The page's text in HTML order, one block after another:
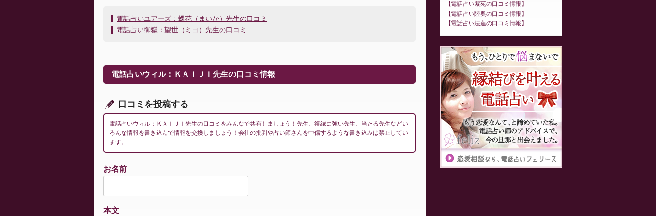
投
稿
ー
シ
ン
電話占いユアーズ：蝶花（まいか）先生の口コミ
電話占い御嶽：望世（ミヨ）先生の口コミ
電話占いウィル：ＫＡＩＪＩ先生の口コミ情報
口コミを投稿する
電話占いウィル：ＫＡＩＪＩ先生の口コミをみんなで共有しましょう！先生、復縁に強い先生、当たる先生などい
ろんな情報を書き込んで情報を交換しましょう！会社の批判や占い師さんを中傷するような書き込みは禁止してい
ます。
お名前
本文
電話占い紫苑の口コミ情報
電話占い陸奥の口コミ情報
電話占い法蓮の口コミ情報